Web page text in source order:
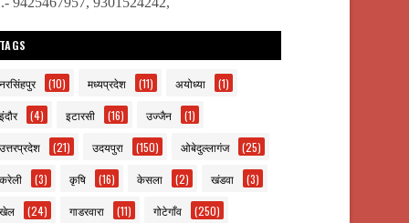
(10) मध्यप्रदेश (11) अयोध्या (1)
(4) इटारसी (16) उज्जैन (1)
(21) उदयपुरा (150) ओबेदुल्लागंज (25)
(3) कृषि (16) केसला (2) खंडवा (3)
(24) गाडरवारा (11) गोटेगाँव (250)